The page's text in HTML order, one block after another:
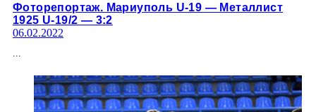
Фоторепортаж. Мариуполь U-19 — Металлист
1925 U-19/2 — 3:2
06.02.2022